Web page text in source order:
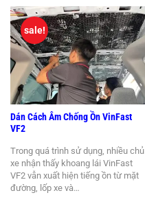
Dán Cách Âm Chống Ồn VinFast
VF2
Trong quá trình sử dụng, nhiều chủ
xe nhận thấy khoang lái VinFast
VF2 vẫn xuất hiện tiếng ồn từ mặt
đường, lốp xe và…
sale!